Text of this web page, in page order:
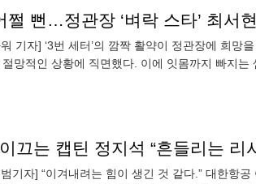
기자] ‘3번 세터’의 깜짝 활약이 정관장에 희망
망적인 상황에 직면했다. 이에 잇몸까지 빠지는
기자] “이겨내려는 힘이 생긴 것 같다.” 대한항